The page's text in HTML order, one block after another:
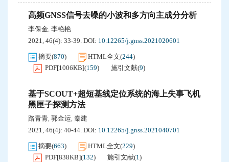
高频GNSS信号去噪的小波和多方向主成分分析
李保金, 李艳艳
2021, 46(4): 33-39. DOI: 10.12265/j.gnss.2021020601
摘要(870) HTML全文(244)
PDF[1006KB](159) 施引文献(9)
基于SCOUT+超短基线定位系统的海上失事飞机
黑匣子探测方法
路青青, 郭金运, 秦建
2021, 46(4): 40-44. DOI: 10.12265/j.gnss.2021040701
摘要(663) HTML全文(229)
PDF[838KB](132) 施引文献(1)